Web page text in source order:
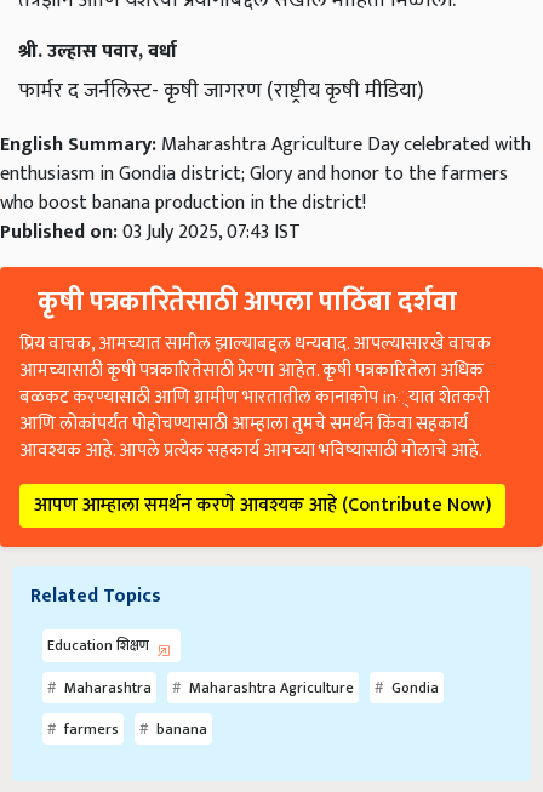
श्री. उल्हास पवार, वर्धा
फार्मर द जर्नलिस्ट- कृषी जागरण (राष्ट्रीय कृषी मीडिया)
English Summary:Maharashtra Agriculture Day celebrated with
enthusiasm in Gondia district; Glory and honor to the farmers
who boost banana production in the district!
Published on:03 July 2025, 07:43 IST
कृषी पत्रकारितेसाठी आपला पाठिंबा दर्शवा
प्रिय वाचक, आमच्यात सामील झाल्याबद्दल धन्यवाद. आपल्यासारखे वाचक
आमच्यासाठी कृषी पत्रकारितेसाठी प्रेरणा आहेत. कृषी पत्रकारितेला अधिक
बळकट करण्यासाठी आणि ग्रामीण भारतातील कानाकोप in्यात शेतकरी
आणि लोकांपर्यंत पोहोचण्यासाठी आम्हाला तुमचे समर्थन किंवा सहकार्य
आवश्यक आहे. आपले प्रत्येक सहकार्य आमच्या भविष्यासाठी मोलाचे आहे.
आपण आम्हाला समर्थन करणे आवश्यक आहे (Contribute Now)
Related Topics
Education शिक्षण
Maharashtra
Maharashtra Agriculture
Gondia
farmers
banana